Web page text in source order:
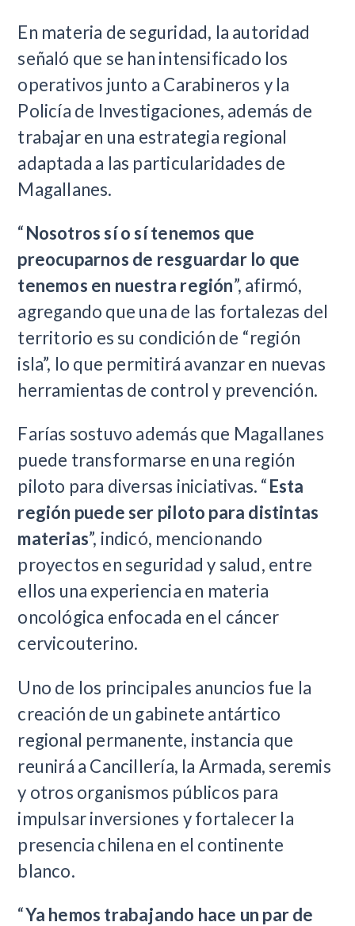
En materia de seguridad, la autoridad
señaló que se han intensificado los
operativos junto a Carabineros y la
Policía de Investigaciones, además de
trabajar en una estrategia regional
adaptada a las particularidades de
Magallanes.
“Nosotros sí o sí tenemos que
preocuparnos de resguardar lo que
tenemos en nuestra región”, afirmó,
agregando que una de las fortalezas del
territorio es su condición de “región
isla”, lo que permitirá avanzar en nuevas
herramientas de control y prevención.
Farías sostuvo además que Magallanes
puede transformarse en una región
piloto para diversas iniciativas. “Esta
región puede ser piloto para distintas
materias”, indicó, mencionando
proyectos en seguridad y salud, entre
ellos una experiencia en materia
oncológica enfocada en el cáncer
cervicouterino.
Uno de los principales anuncios fue la
creación de un gabinete antártico
regional permanente, instancia que
reunirá a Cancillería, la Armada, seremis
y otros organismos públicos para
impulsar inversiones y fortalecer la
presencia chilena en el continente
blanco.
“Ya hemos trabajando hace un par de